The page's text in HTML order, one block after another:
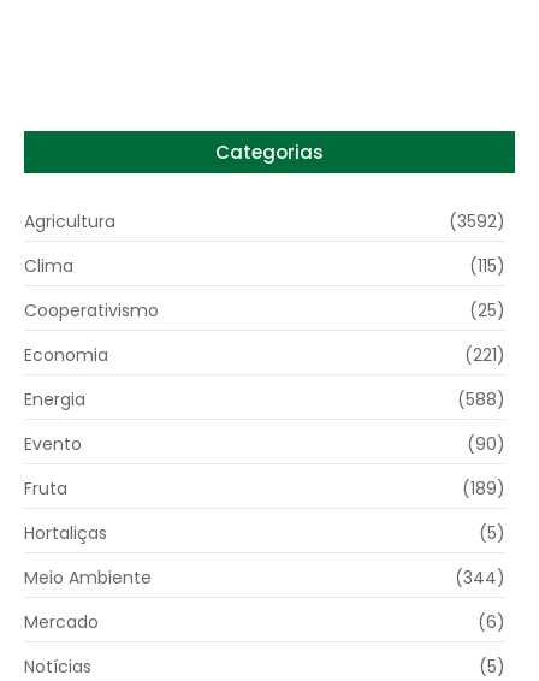
Categorias
Agricultura
(3592)
Clima
(115)
Cooperativismo
(25)
Economia
(221)
Energia
(588)
Evento
(90)
Fruta
(189)
Hortaliças
(5)
Meio Ambiente
(344)
Mercado
(6)
Notícias
(5)